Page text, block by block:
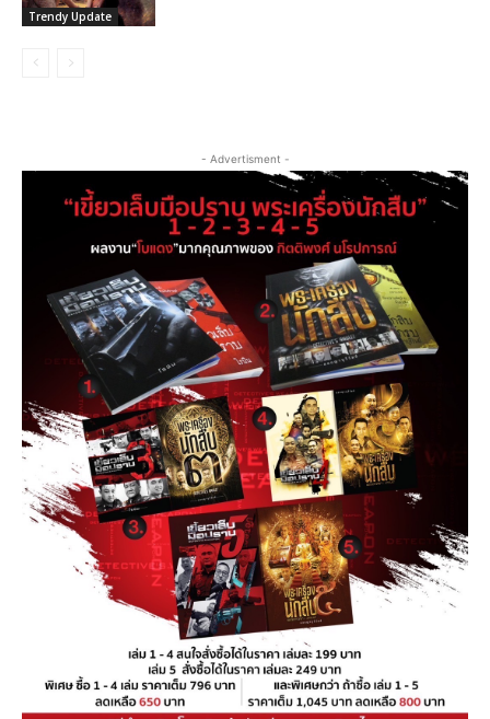
Trendy Update
- Advertisment -